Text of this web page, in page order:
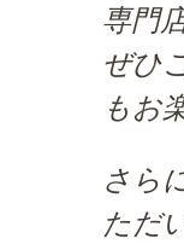
専門
ぜひ
もお
さら
ただ